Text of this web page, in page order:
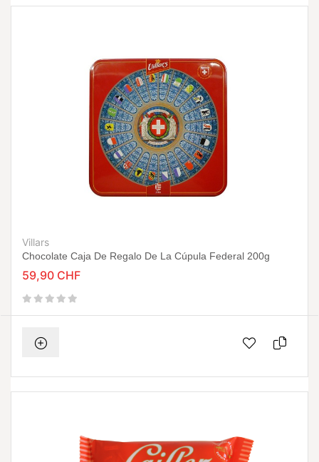
Villars
Chocolate Caja De Regalo De La Cúpula Federal 200g
59,90 CHF